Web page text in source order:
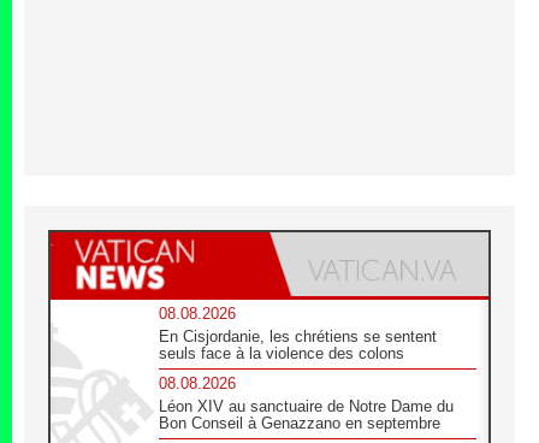
08.08.2026
En Cisjordanie, les chrétiens se sentent
seuls face à la violence des colons
08.08.2026
Léon XIV au sanctuaire de Notre Dame du
Bon Conseil à Genazzano en septembre